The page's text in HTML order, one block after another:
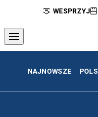
WESPRZYJ
NAJNOWSZE